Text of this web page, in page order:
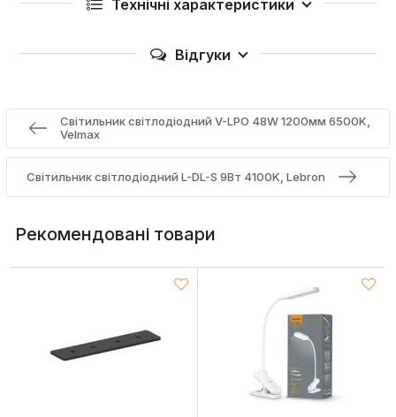
Технічні характеристики
Відгуки
Світильник світлодіодний V-LPО 48W 1200мм 6500K,
Velmax
Світильник світлодіодний L-DL-S 9Вт 4100K, Lebron
Рекомендовані товари